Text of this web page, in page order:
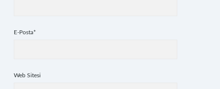
E-Posta*
Web Sitesi